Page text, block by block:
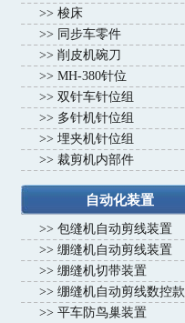
>> 梭床
>> 同步车零件
>> 削皮机碗刀
>> MH-380针位
>> 双针车针位组
>> 多针机针位组
>> 埋夹机针位组
>> 裁剪机内部件
自动化装置
>> 包缝机自动剪线装置
>> 绷缝机自动剪线装置
>> 绷缝机切带装置
>> 绷缝机自动剪线数控款
>> 平车防鸟巢装置